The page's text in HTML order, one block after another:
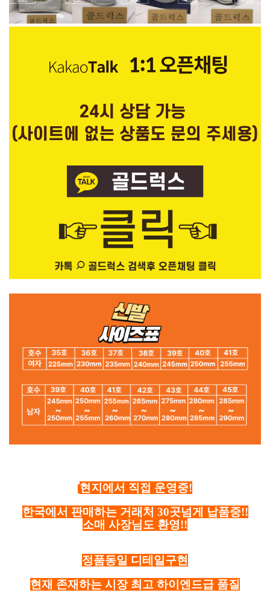
현지에서 직접 운영중!
한국에서 판매하는 거래처 30곳넘게 납품중!!
소매 사장님도 환영!!
정품동일 디테일구현
현재 존재하는 시장 최고 하이엔드급 품질